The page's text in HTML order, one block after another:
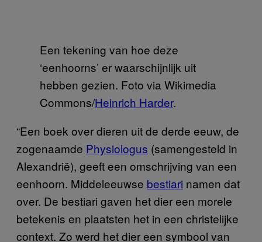
Een tekening van hoe deze
‘eenhoorns’ er waarschijnlijk uit
hebben gezien. Foto via Wikimedia
Commons/Heinrich Harder.
“Een boek over dieren uit de derde eeuw, de
zogenaamde Physiologus (samengesteld in
Alexandrië), geeft een omschrijving van een
eenhoorn. Middeleeuwse bestiari namen dat
over. De bestiari gaven het dier een morele
betekenis en plaatsten het in een christelijke
context. Zo werd het dier een symbool van